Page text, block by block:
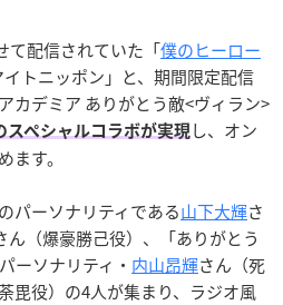
て配信されていた「僕のヒーロー
トニッポン」と、期間限定配信
カデミア ありがとう敵<ヴィラン>
スペシャルコラボが実現 し、オン
ます。
パーソナリティである山下大輝さ
ん（爆豪勝己役）、「ありがとう
ーソナリティ・ 内山昂輝さん（死
毘役）の4人が集まり、ラジオ風